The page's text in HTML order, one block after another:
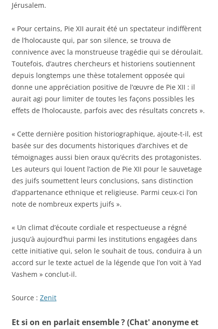
Jérusalem.
« Pour certains, Pie XII aurait été un spectateur indiffèrent
de l’holocauste qui, par son silence, se trouva de
connivence avec la monstrueuse tragédie qui se déroulait.
Toutefois, d’autres chercheurs et historiens soutiennent
depuis longtemps une thèse totalement opposée qui
donne une appréciation positive de l’œuvre de Pie XII : il
aurait agi pour limiter de toutes les façons possibles les
effets de l’holocauste, parfois avec des résultats concrets ».
« Cette dernière position historiographique, ajoute-t-il, est
basée sur des documents historiques d’archives et de
témoignages aussi bien oraux qu’écrits des protagonistes.
Les auteurs qui louent l’action de Pie XII pour le sauvetage
des juifs soumettent leurs conclusions, sans distinction
d’appartenance ethnique et religieuse. Parmi ceux-ci l’on
note de nombreux experts juifs ».
« Un climat d’écoute cordiale et respectueuse a régné
jusqu’à aujourd’hui parmi les institutions engagées dans
cette initiative qui, selon le souhait de tous, conduira à un
accord sur le texte actuel de la légende que l’on voit à Yad
Vashem » conclut-il.
Source : Zenit
Et si on en parlait ensemble ? (Chat' anonyme et